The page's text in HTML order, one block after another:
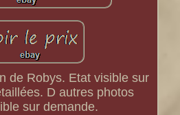
de Robys. Etat visible sur
D autres photos
sur demande.